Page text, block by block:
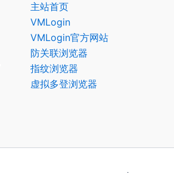
主站首页
VMLogin
VMLogin官方网站
防关联浏览器
指纹浏览器
虚拟多登浏览器